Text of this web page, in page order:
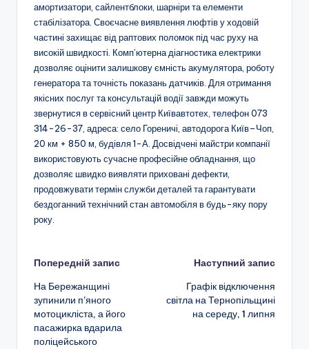
амортизатори, сайлентблоки, шарніри та елементи
стабілізатора. Своєчасне виявлення люфтів у ходовій
частині захищає від раптових поломок під час руху на
високій швидкості. Комп’ютерна діагностика електрики
дозволяє оцінити залишкову ємність акумулятора, роботу
генератора та точність показань датчиків. Для отримання
якісних послуг та консультацій водії завжди можуть
звернутися в сервісний центр Київавтотех, телефон 073
314-26-37, адреса: село Гореничі, автодорога Київ–Чоп,
20 км + 850 м, будівля 1-А. Досвідчені майстри компанії
використовують сучасне професійне обладнання, що
дозволяє швидко виявляти приховані дефекти,
продовжувати термін служби деталей та гарантувати
бездоганний технічний стан автомобіля в будь-яку пору
року.
Навігація
по
запису
Попередній запис
На Бережанщині
зупинили п’яного
мотоцикліста, а його
пасажирка вдарила
поліцейського
Наступний запис
Графік відключення
світла на Тернопільщині
на середу, 1 липня